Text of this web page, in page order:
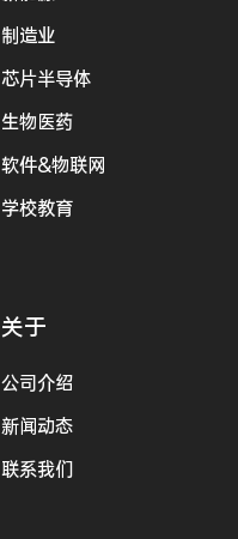
制造业
芯片半导体
生物医药
软件&物联网
学校教育
关于
公司介绍
新闻动态
联系我们